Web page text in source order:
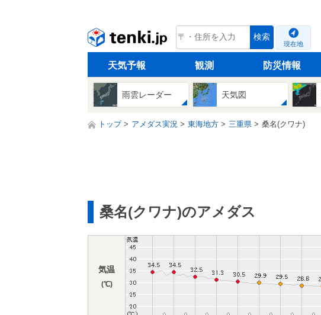
tenki.jp 検索
現在地
天気予報 観測 防災情報
雨雲レーダー 天気図
トップ アメダス実況 東海地方 三重県 桑名(クワナ)
桑名(クワナ)のアメダス
気温
(℃)